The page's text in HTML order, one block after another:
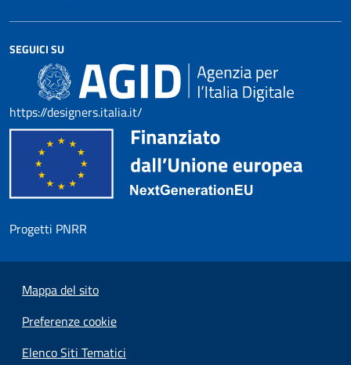
SEGUICI SU
https://designers.italia.it/
Progetti PNRR
Mappa del sito
Preferenze cookie
Elenco Siti Tematici